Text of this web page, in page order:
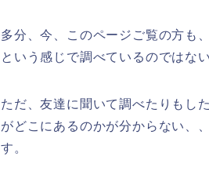
多分、今、このページご覧の方も
という感じで調べているのではな
ただ、友達に聞いて調べたりもし
がどこにあるのかが分からない、
す。